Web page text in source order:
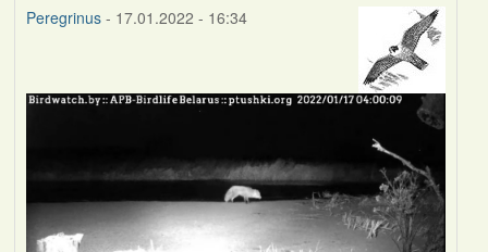
Peregrinus- 17.01.2022 - 16:34